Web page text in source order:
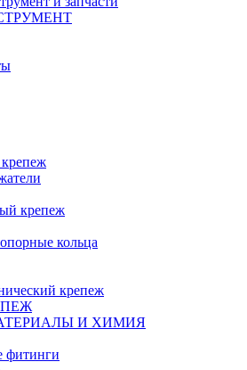
крепеж
кольца
крепеж
И ХИМИЯ
фитинги